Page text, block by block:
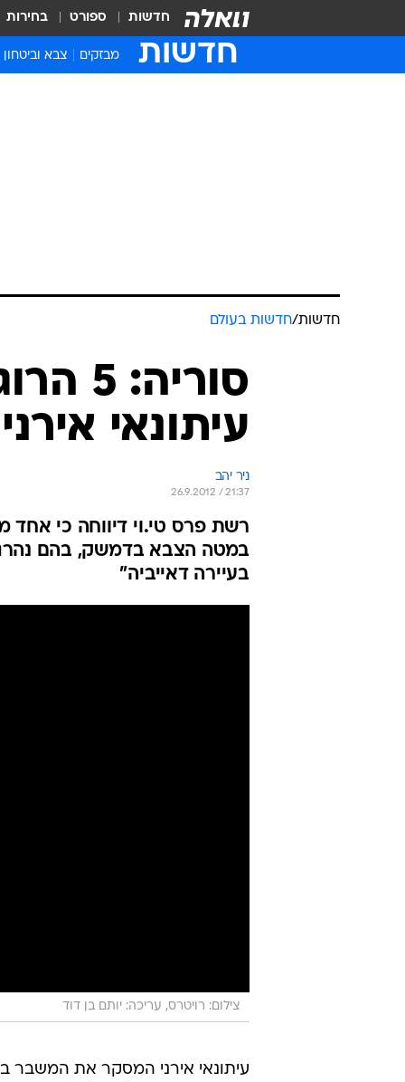
חדשות ספורט בחירות
חדשות מבזקים צבא וביטחון
חדשות/חדשות בעולם
עיתונאי אירני
ניר יהב
26.9.2012 / 21:37
רשת פרס טי.וי דיווחה כי אחד
בעיירה דאייביה"
צילום: רויטרס, עריכה: יותם בן דוד
עיתונאי אירני המסקר את המשבר